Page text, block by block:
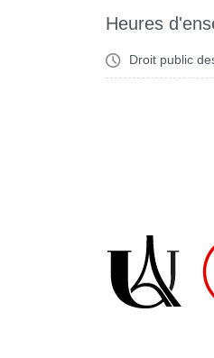
Heures
Droit public